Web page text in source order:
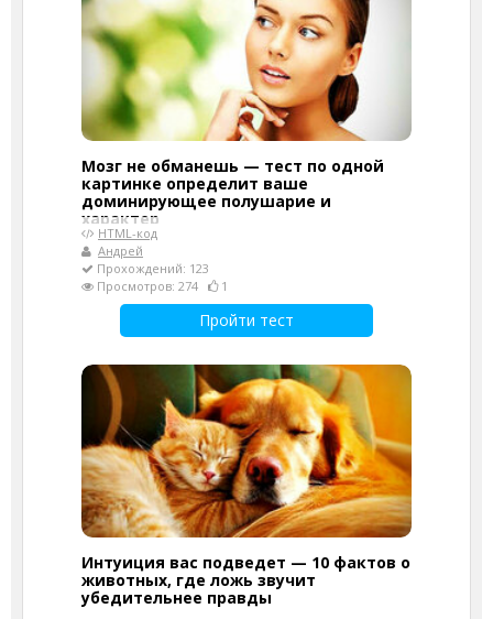
Мозг не обманешь — тест по одной
картинке определит ваше
доминирующее полушарие и
характер
HTML-код
Андрей
Прохождений: 123
Просмотров: 274
1
Пройти тест
Интуиция вас подведет — 10 фактов о
животных, где ложь звучит
убедительнее правды